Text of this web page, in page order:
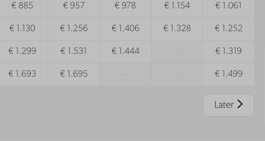
€ 885 € 957 € 978 € 1.154 € 1.061
€ 1.130 € 1.256 € 1.406 € 1.328 € 1.252
€ 1.299 € 1.531 € 1.444 € 1.319
€ 1.693 € 1.695 € 1.499
Later